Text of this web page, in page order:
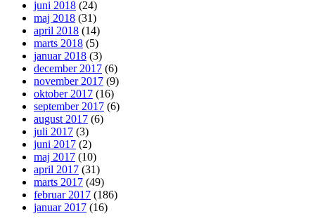
juni 2018 (24)
maj 2018 (31)
april 2018 (14)
marts 2018 (5)
januar 2018 (3)
december 2017 (6)
november 2017 (9)
oktober 2017 (16)
september 2017 (6)
august 2017 (6)
juli 2017 (3)
juni 2017 (2)
maj 2017 (10)
april 2017 (31)
marts 2017 (49)
februar 2017 (186)
januar 2017 (16)